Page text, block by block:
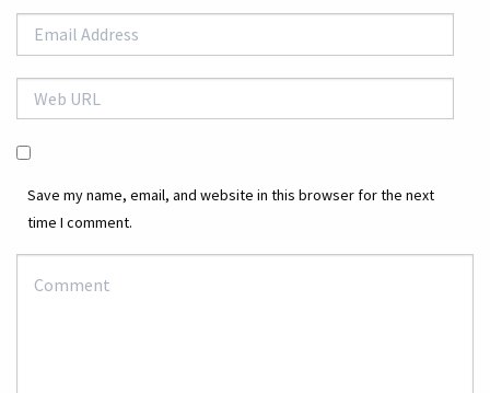
Save my name, email, and website in this browser for the next
time I comment.